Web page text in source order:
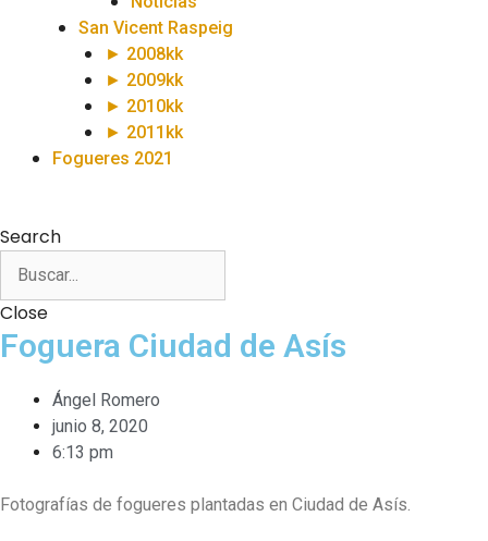
San Vicent Raspeig
► 2008kk
► 2009kk
► 2010kk
► 2011kk
Fogueres 2021
Search
Close
Foguera Ciudad de Asís
Ángel Romero
junio 8, 2020
6:13 pm
Fotografías de fogueres plantadas en Ciudad de Asís.